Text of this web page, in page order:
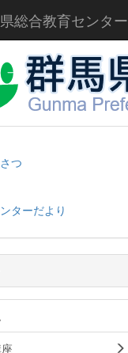
総合教育センター
つ
ターだより